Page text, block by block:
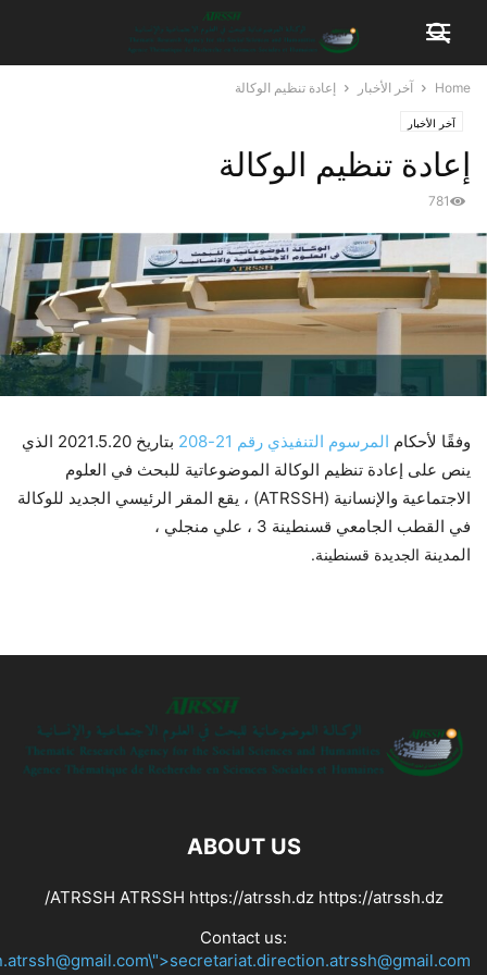
Home آخر الأخبار إعادة تنظيم الوكالة
آخر الأخبار
إعادة تنظيم الوكالة
781
وفقًا لأحكام المرسوم التنفيذي رقم 21-208
بتاريخ 2021.5.20 الذي
ينص على إعادة تنظيم الوكالة الموضوعاتية للبحث في العلوم
الاجتماعية والإنسانية (ATRSSH) ، يقع المقر الرئيسي الجديد للوكالة
في القطب الجامعي قسنطينة 3 ، علي منجلي ،
المدينة الجديدة قسنطينة.
ABOUT US
ATRSSH ATRSSH https://atrssh.dz https://atrssh.dz/
Contact us: